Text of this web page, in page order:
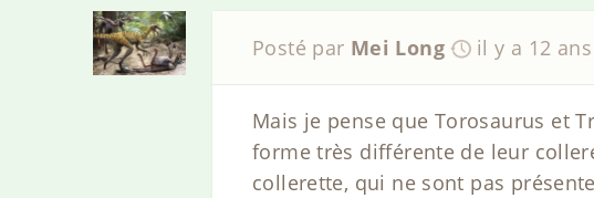
Posté par Mei Long il y a 12 ans
Mais je pense que Torosaurus et
forme très différente de leur
collerette, qui ne sont pas